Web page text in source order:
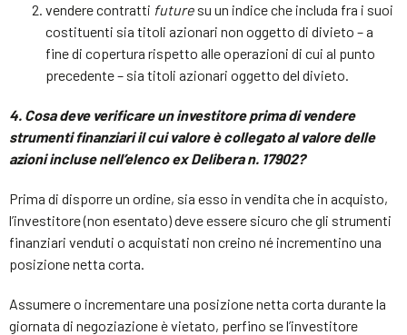
vendere contratti future su un indice che includa fra i suoi
costituenti sia titoli azionari non oggetto di divieto – a
fine di copertura rispetto alle operazioni di cui al punto
precedente – sia titoli azionari oggetto del divieto.
4. Cosa deve verificare un investitore prima di vendere
strumenti finanziari il cui valore è collegato al valore delle
azioni incluse nell’elenco ex Delibera n. 17902?
Prima di disporre un ordine, sia esso in vendita che in acquisto,
l’investitore (non esentato) deve essere sicuro che gli strumenti
finanziari venduti o acquistati non creino né incrementino una
posizione netta corta.
Assumere o incrementare una posizione netta corta durante la
giornata di negoziazione è vietato, perfino se l’investitore